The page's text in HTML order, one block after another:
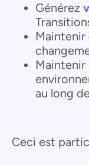
Générez
Maintenir
Maintenir
au long
Ceci est